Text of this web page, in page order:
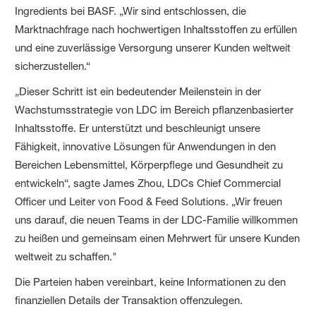
Ingredients bei BASF. „Wir sind entschlossen, die
Marktnachfrage nach hochwertigen Inhaltsstoffen zu erfüllen
und eine zuverlässige Versorgung unserer Kunden weltweit
sicherzustellen.“
„Dieser Schritt ist ein bedeutender Meilenstein in der
Wachstumsstrategie von LDC im Bereich pflanzenbasierter
Inhaltsstoffe. Er unterstützt und beschleunigt unsere
Fähigkeit, innovative Lösungen für Anwendungen in den
Bereichen Lebensmittel, Körperpflege und Gesundheit zu
entwickeln“, sagte James Zhou, LDCs Chief Commercial
Officer und Leiter von Food & Feed Solutions. „Wir freuen
uns darauf, die neuen Teams in der LDC-Familie willkommen
zu heißen und gemeinsam einen Mehrwert für unsere Kunden
weltweit zu schaffen."
Die Parteien haben vereinbart, keine Informationen zu den
finanziellen Details der Transaktion offenzulegen.